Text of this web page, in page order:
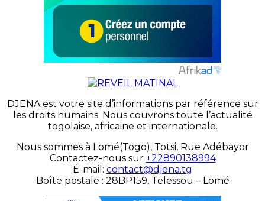
DJENA est votre site d’informations par référence sur
les droits humains. Nous couvrons toute l’actualité
togolaise, africaine et internationale.
Nous sommes à Lomé(Togo), Totsi, Rue Adébayor
Contactez-nous sur +22890138994
É-mail: contact@djena.tg
Boîte postale : 28BP159, Telessou – Lomé